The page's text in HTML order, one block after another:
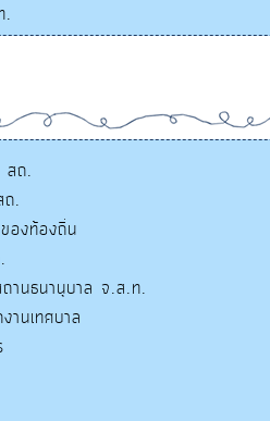
.
สถ.
ถ.
องท้องถิ่น
านธนานุบาล จ.ส.ท.
นเทศบาล